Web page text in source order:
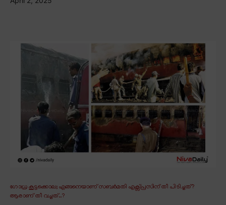
ഗോധ്ര കൂട്ടക്കൊല; എങ്ങനെയാണ് സബർമതി എക്സ്പ്രസിന് തീ പിടിച്ചത്?
ആരാണ് തീ വച്ചത്..?